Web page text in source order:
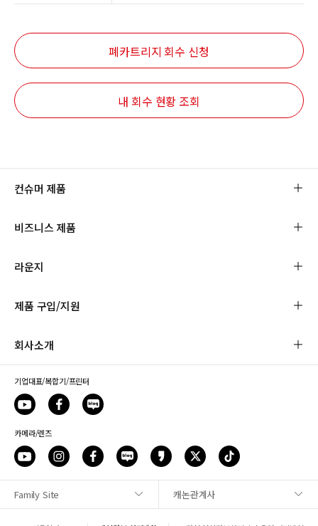
폐카트리지 회수 신청
내 회수 현황 조회
사이트맵
컨슈머 제품
비즈니스 제품
라운지
제품 구입/지원
회사소개
기업대표/복합기/프린터
카메라/렌즈
Family Site 캐논관계사